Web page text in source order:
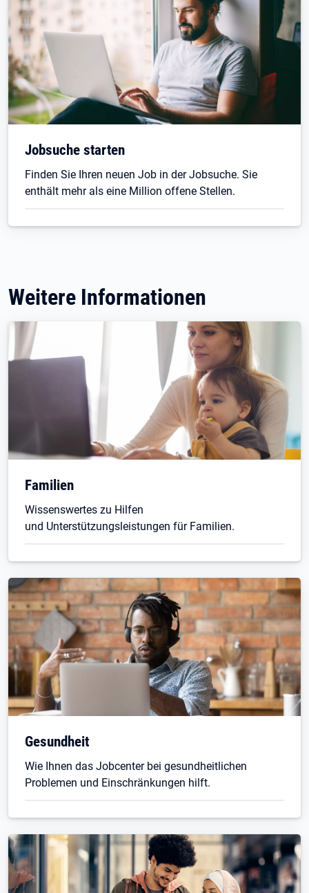
Jobsuche starten
Finden Sie Ihren neuen Job in der Jobsuche. Sie
enthält mehr als eine Million offene Stellen.
Weitere Informationen
Familien
Wissenswertes zu Hilfen
und Unterstützungsleistungen für Familien.
Gesundheit
Wie Ihnen das Jobcenter bei gesundheitlichen
Problemen und Einschränkungen hilft.